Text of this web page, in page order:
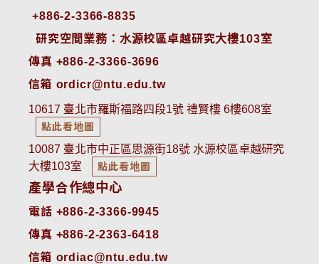
+886-2-3366-8835
研究空間業務：水源校區卓越研究大樓103室
傳真 +886-2-3366-3696
信箱 ordicr@ntu.edu.tw
10617 臺北市羅斯福路四段1號 禮賢樓 6樓608室
點此看地圖
10087 臺北市中正區思源街18號 水源校區卓越研究
大樓103室
點此看地圖
產學合作總中心
電話 +886-2-3366-9945
傳真 +886-2-2363-6418
信箱 ordiac@ntu.edu.tw